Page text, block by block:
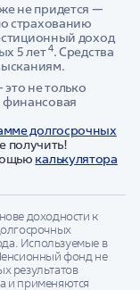
не придется —
страхованию
доход
5 лет4. Средства
не только
долгосрочных
получить!
калькулятора
доходности к
Используемые в
фонд не
результатов
и применяются